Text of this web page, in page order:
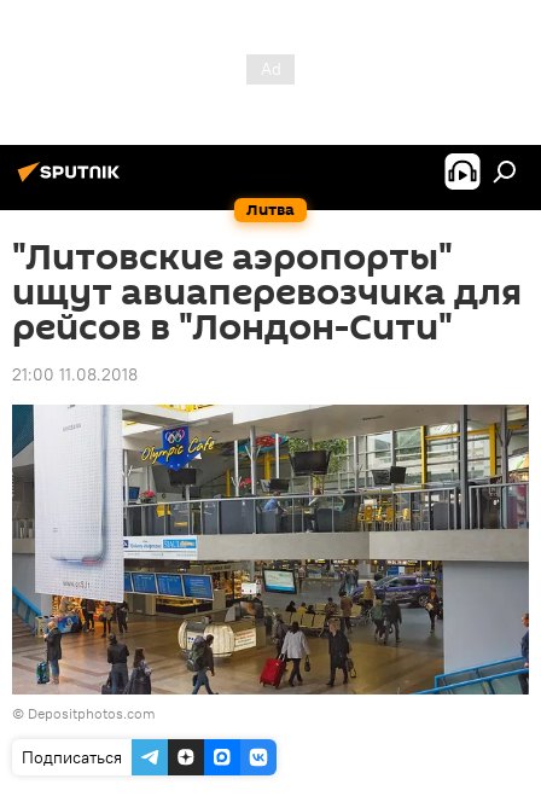
Литва
"Литовские аэропорты"
ищут авиаперевозчика для
рейсов в "Лондон-Сити"
21:00 11.08.2018
© Depositphotos.com
Подписаться